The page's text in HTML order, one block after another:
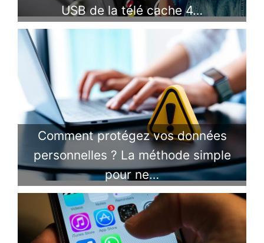
USB de la télé cache 4…
Comment protégez vos données
personnelles ? La méthode simple
pour ne…